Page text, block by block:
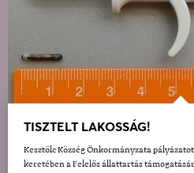
TISZTELT LAKOSSÁG!
Kesztölc Község Önkormányzata
keretében a Felelős állattartás